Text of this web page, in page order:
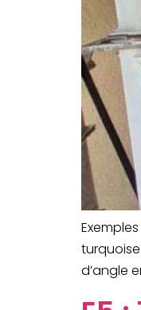
d’angle